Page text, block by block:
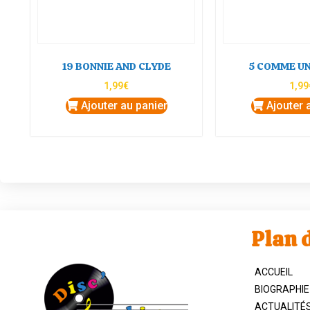
19 BONNIE AND CLYDE
1,99€
Ajouter au panier
5 COMME
1,99
Ajouter
Plan
ACCUEIL
BIOGRAPHIE